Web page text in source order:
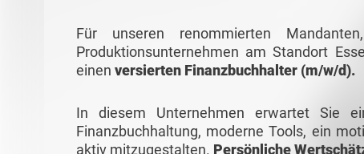
Für unseren renommierten
Produktionsunternehmen am Standort
einen versierten Finanzbuchhalter (m/w/d).
In diesem Unternehmen erwartet Sie
Finanzbuchhaltung, moderne Tools, ein
aktiv mitzugestalten. Persönliche